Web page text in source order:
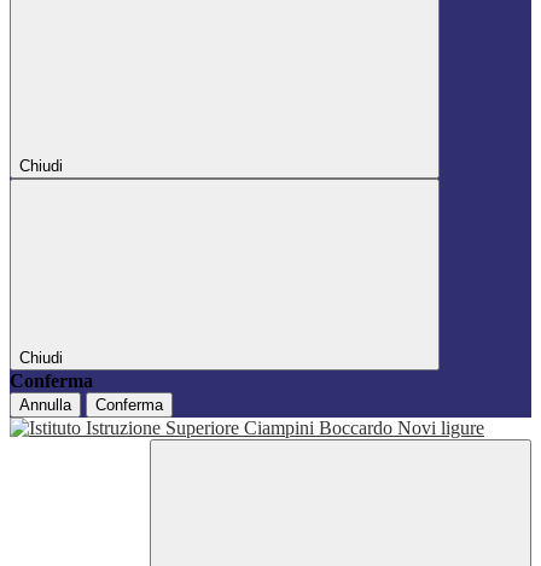
Chiudi
Chiudi
Conferma
Annulla Conferma